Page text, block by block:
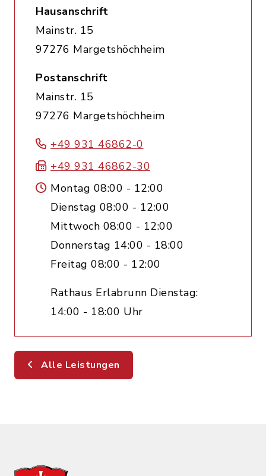
Hausanschrift
Mainstr. 15
97276 Margetshöchheim
Postanschrift
Mainstr. 15
97276 Margetshöchheim
+49 931 46862-0
+49 931 46862-30
Montag 08:00 - 12:00
Dienstag 08:00 - 12:00
Mittwoch 08:00 - 12:00
Donnerstag 14:00 - 18:00
Freitag 08:00 - 12:00
Rathaus Erlabrunn Dienstag:
14:00 - 18:00 Uhr
Alle Leistungen